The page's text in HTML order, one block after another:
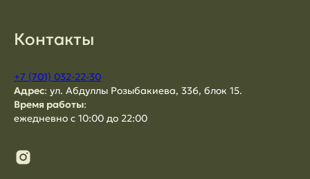
Контакты
+7 (701) 032-22-30
Адрес: ул. Абдуллы Розыбакиева, 336, блок 15.
Время работы:
ежедневно с 10:00 до 22:00